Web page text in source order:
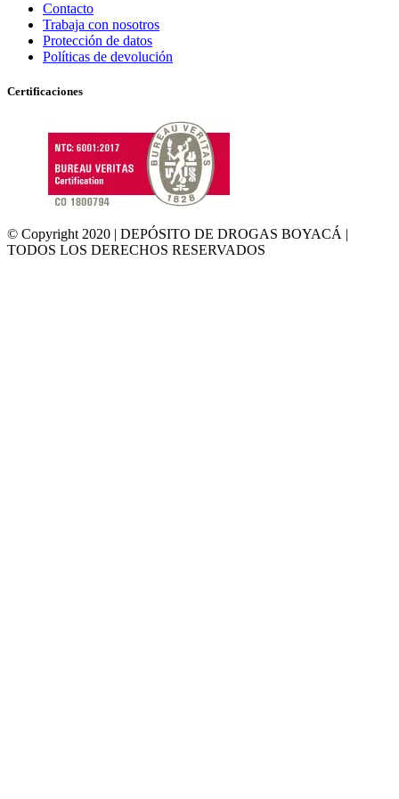
Contacto
Trabaja con nosotros
Protección de datos
Políticas de devolución
Certificaciones
© Copyright 2020 | DEPÓSITO DE DROGAS BOYACÁ |
TODOS LOS DERECHOS RESERVADOS